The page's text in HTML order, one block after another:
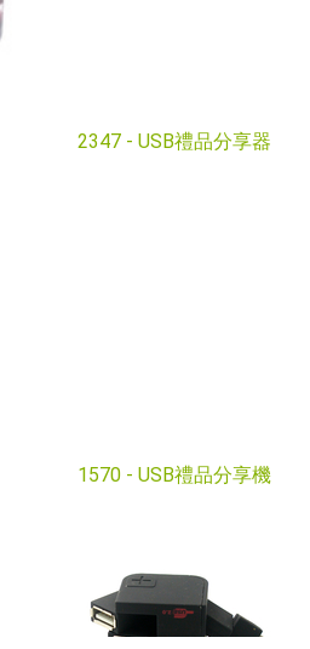
2347 - USB禮品分享器
1570 - USB禮品分享機